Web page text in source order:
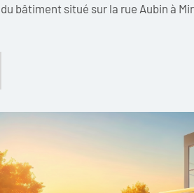
du bâtiment situé sur la rue Aubin à